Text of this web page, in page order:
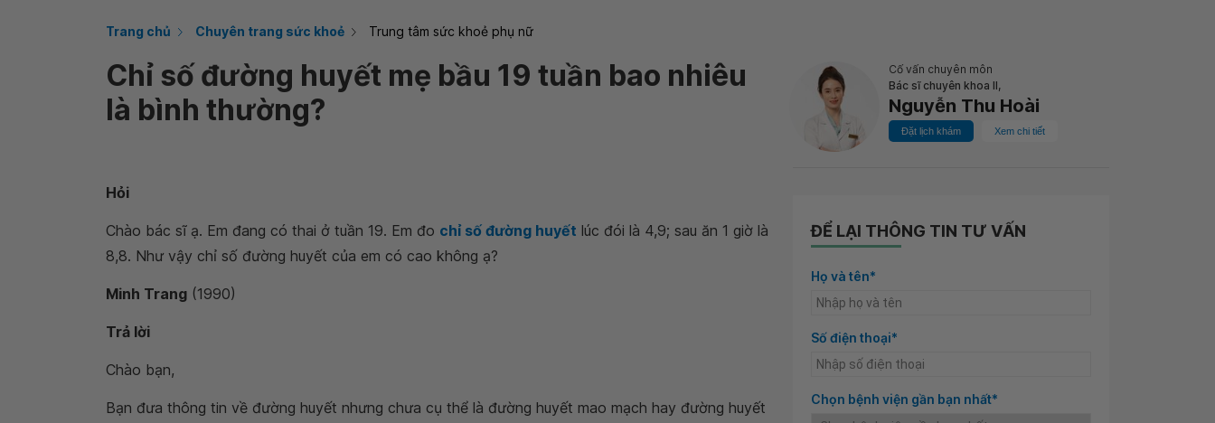
Trang chủ Chuyên trang sức khoẻ Trung tâm sức khoẻ phụ nữ
Chỉ số đường huyết mẹ bầu 19 tuần bao nhiêu
là bình thường?
Cố vấn chuyên môn
Bác sĩ chuyên khoa II,
Nguyễn Thu Hoài
Đặt lịch khám Xem chi tiết
Hỏi
Chào bác sĩ ạ. Em đang có thai ở tuần 19. Em đo chỉ số đường huyết lúc đói là 4,9; sau ăn 1 giờ là
8,8. Như vậy chỉ số đường huyết của em có cao không ạ?
Minh Trang (1990)
Trả lời
Chào bạn,
Bạn đưa thông tin về đường huyết nhưng chưa cụ thể là đường huyết mao mạch hay đường huyết
ĐỂ LẠI THÔNG TIN TƯ VẤN
Họ và tên*
Số điện thoại*
Chọn bệnh viện gần bạn nhất*